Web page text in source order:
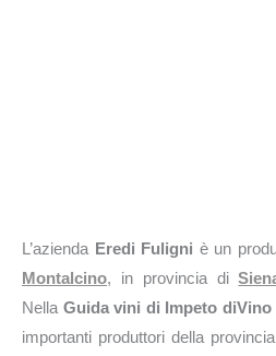
L’azienda Eredi Fuligni è un
Montalcino, in provincia di
Nella Guida vini di Impeto diVino
importanti produttori della